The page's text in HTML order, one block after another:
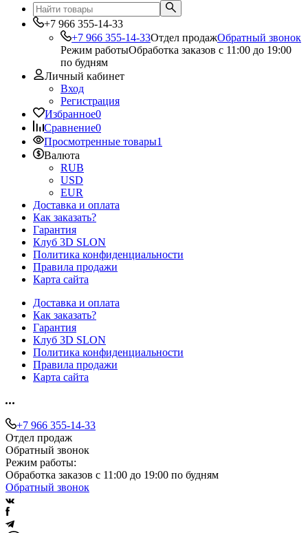
+7 966 355-14-33
+7 966 355-14-33Отдел продажОбратный звонок
Режим работыОбработка заказов с 11:00 до 19:00
по будням
Личный кабинет
Вход
Регистрация
Избранное0
Сравнение0
Просмотренные товары1
Валюта
RUB
USD
EUR
Доставка и оплата
Как заказать?
Гарантия
Клуб 3D SLON
Политика конфиденциальности
Правила продажи
Карта сайта
Доставка и оплата
Как заказать?
Гарантия
Клуб 3D SLON
Политика конфиденциальности
Правила продажи
Карта сайта
+7 966 355-14-33
Отдел продаж
Обратный звонок
Режим работы:
Обработка заказов с 11:00 до 19:00 по будням
Обратный звонок